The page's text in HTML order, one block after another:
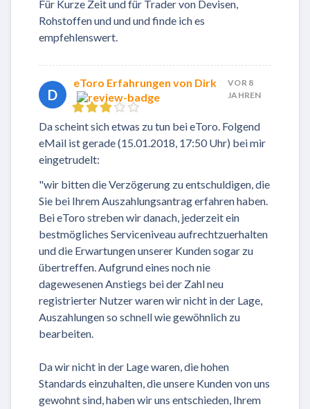
Für Kurze Zeit und für Trader von Devisen,
Rohstoffen und und und finde ich es
empfehlenswert.
D
eToro Erfahrungen von Dirk
VOR 8
JAHREN
Da scheint sich etwas zu tun bei eToro. Folgend
eMail ist gerade (15.01.2018, 17:50 Uhr) bei mir
eingetrudelt:
"wir bitten die Verzögerung zu entschuldigen, die
Sie bei Ihrem Auszahlungsantrag erfahren haben.
Bei eToro streben wir danach, jederzeit ein
bestmögliches Serviceniveau aufrechtzuerhalten
und die Erwartungen unserer Kunden sogar zu
übertreffen. Aufgrund eines noch nie
dagewesenen Anstiegs bei der Zahl neu
registrierter Nutzer waren wir nicht in der Lage,
Auszahlungen so schnell wie gewöhnlich zu
bearbeiten.
Da wir nicht in der Lage waren, die hohen
Standards einzuhalten, die unsere Kunden von uns
gewohnt sind, haben wir uns entschieden, Ihrem